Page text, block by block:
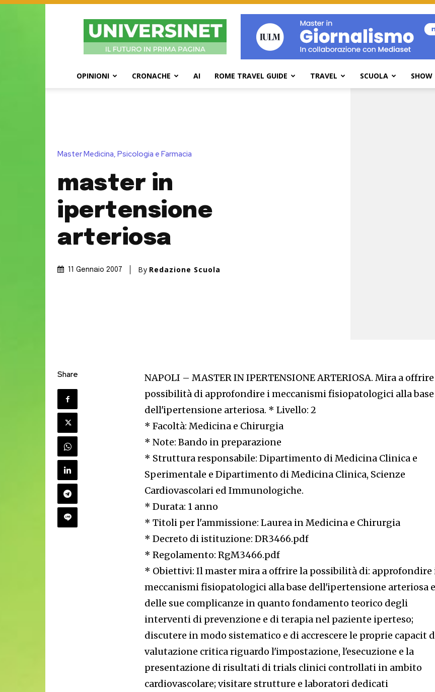
UniversiNet
Magazine
OPINIONI CRONACHE AI ROME TRAVEL GUIDE TRAVEL SCUOLA SHOW
Master Medicina, Psicologia e Farmacia
master in
ipertensione
arteriosa
11 Gennaio 2007 By Redazione Scuola
Share
NAPOLI – MASTER IN IPERTENSIONE ARTERIOSA. Mira a
possibilità di approfondire i meccanismi fisiopatologici alla base
dell'ipertensione arteriosa. * Livello: 2
* Facoltà: Medicina e Chirurgia
* Note: Bando in preparazione
* Struttura responsabile: Dipartimento di Medicina Clinica e
Sperimentale e Dipartimento di Medicina Clinica, Scienze
Cardiovascolari ed Immunologiche.
* Durata: 1 anno
* Titoli per l'ammissione: Laurea in Medicina e Chirurgia
* Decreto di istituzione: DR3466.pdf
* Regolamento: RgM3466.pdf
* Obiettivi: Il master mira a offrire la possibilità di: approfondire
meccanismi fisiopatologici alla base dell'ipertensione arteriosa e
delle sue complicanze in quanto fondamento teorico degli
interventi di prevenzione e di terapia nel paziente iperteso;
discutere in modo sistematico e di accrescere le proprie capacit
valutazione critica riguardo l'impostazione, l'esecuzione e la
presentazione di risultati di trials clinici controllati in ambito
cardiovascolare; visitare strutture e laboratori dedicati